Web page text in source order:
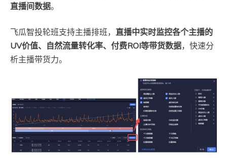
直播间数据。
飞瓜智投轮班支持主播排班， 直播中实时监控各个主播的
UV价值、自然流量转化率、付费ROI等带货数据，快速分
析主播带货力。